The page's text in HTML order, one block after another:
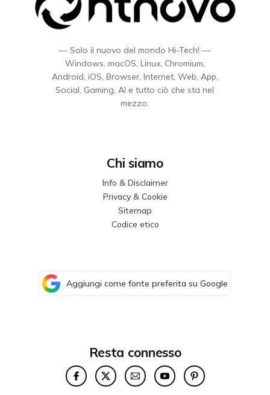
— Solo il nuovo del mondo Hi-Tech! —
Windows, macOS, Linux, Chromium,
Android, iOS, Browser, Internet, Web, App,
Social, Gaming, AI e tutto ciò che sta nel
mezzo.
Chi siamo
Info & Disclaimer
Privacy & Cookie
Sitemap
Codice etico
Aggiungi come fonte preferita su Google
Resta connesso